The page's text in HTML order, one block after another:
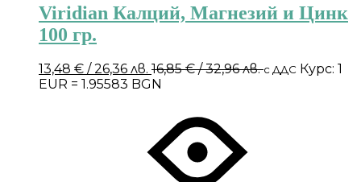
Viridian Калций, Магнезий и Цинк
100 гр.
13,48 € / 26,36 лв. 16,85€/ 32,96 лв.с ДДС Курс: 1
EUR = 1.95583 BGN